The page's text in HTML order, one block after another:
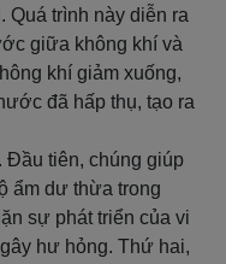
Quá trình này diễn ra
giữa không khí và
khí giảm xuống,
đã hấp thụ, tạo ra
Đầu tiên, chúng giúp
ẩm dư thừa trong
sự phát triển của vi
hư hỏng. Thứ hai,